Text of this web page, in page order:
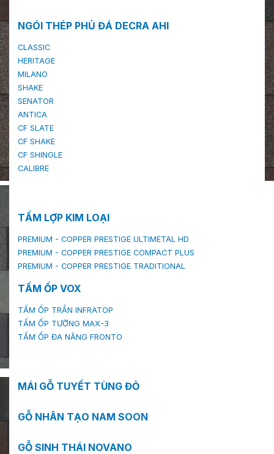
NGÓI THÉP PHỦ ĐÁ DECRA AHI
CLASSIC
HERITAGE
MILANO
SHAKE
SENATOR
ANTICA
CF SLATE
CF SHAKE
CF SHINGLE
CALIBRE
TẤM LỢP KIM LOẠI
PREMIUM - COPPER PRESTIGE ULTIMETAL HD
PREMIUM - COPPER PRESTIGE COMPACT PLUS
PREMIUM - COPPER PRESTIGE TRADITIONAL
TẤM ỐP VOX
TẤM ỐP TRẦN INFRATOP
TẤM ỐP TƯỜNG MAX-3
TẤM ỐP ĐA NĂNG FRONTO
MÁI GỖ TUYẾT TÙNG ĐỎ
GỖ NHÂN TẠO NAM SOON
GỖ SINH THÁI NOVANO